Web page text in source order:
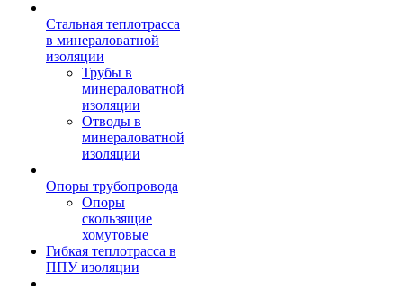
Стальная теплотрасса
в минераловатной
изоляции
Трубы в
минераловатной
изоляции
Отводы в
минераловатной
изоляции
Опоры трубопровода
Опоры
скользящие
хомутовые
Гибкая теплотрасса в
ППУ изоляции